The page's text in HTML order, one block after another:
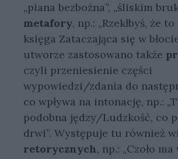
„piana bezbożna”, „śliskim
metafory, np.: „Rzekłbyś, że
księga Zataczająca się w
utworze zastosowano także
czyli przeniesienie części
wypowiedzi/zdania do
co wpływa na intonację, np.:
podobna jędzy/Ludzkość, co
drwi”. Występuje tu również
retorycznych, np.: „Czoło